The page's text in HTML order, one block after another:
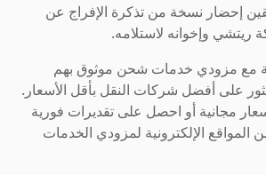
إحضار نسخة من تذكرة الإفراج عن
وإخوانه لاستلامه.
مع مزودي خدمات شحن موثوق بهم
على أفضل شركات النقل بأقل الأسعار.
مجانية أو احصل على تقديرات فورية
المواقع الإلكترونية لمزودي الخدمات